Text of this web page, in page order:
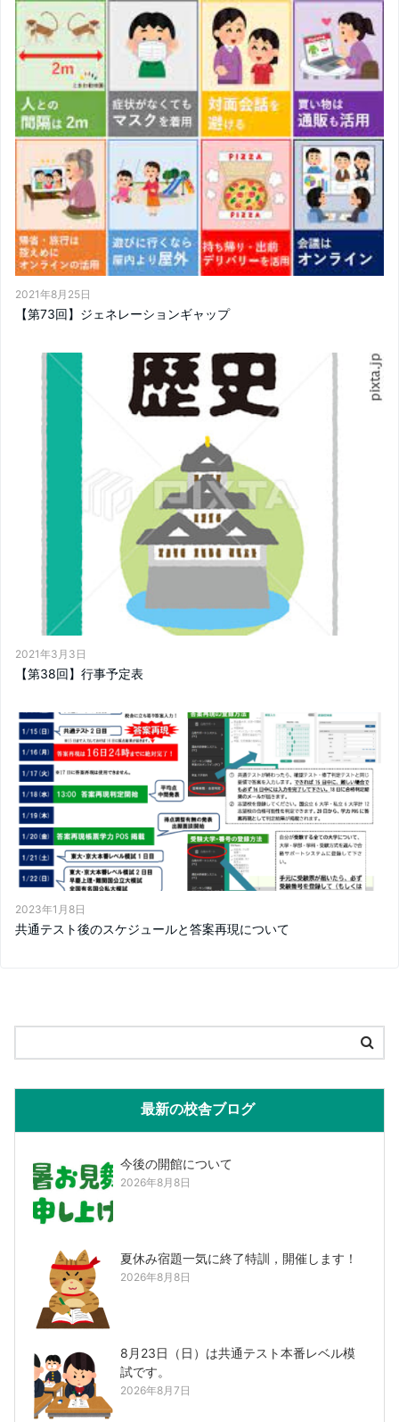
2021年8月25日
【第73回】ジェネレーションギャップ
2021年3月3日
【第38回】行事予定表
2023年1月8日
共通テスト後のスケジュールと答案再現について
最新の校舎ブログ
今後の開館について
2026年8月8日
夏休み宿題一気に終了特訓，開催します！
2026年8月8日
8月23日（日）は共通テスト本番レベル模
試です。
2026年8月7日